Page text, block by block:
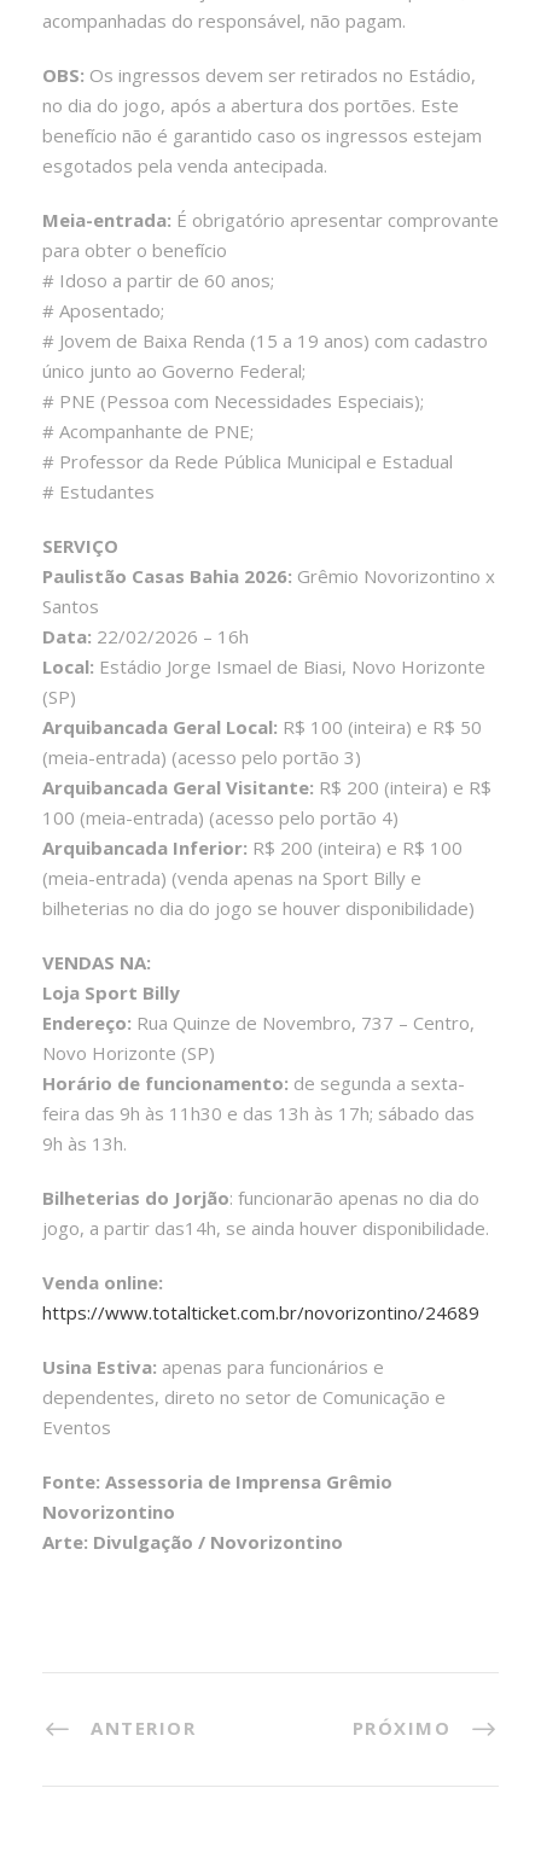
acompanhadas do responsável, não pagam.
OBS: Os ingressos devem ser retirados no Estádio,
no dia do jogo, após a abertura dos portões. Este
benefício não é garantido caso os ingressos estejam
esgotados pela venda antecipada.
Meia-entrada: É obrigatório apresentar comprovante
para obter o benefício
# Idoso a partir de 60 anos;
# Aposentado;
# Jovem de Baixa Renda (15 a 19 anos) com cadastro
único junto ao Governo Federal;
# PNE (Pessoa com Necessidades Especiais);
# Acompanhante de PNE;
# Professor da Rede Pública Municipal e Estadual
# Estudantes
SERVIÇO
Paulistão Casas Bahia 2026: Grêmio Novorizontino x
Santos
Data: 22/02/2026 – 16h
Local: Estádio Jorge Ismael de Biasi, Novo Horizonte
(SP)
Arquibancada Geral Local: R$ 100 (inteira) e R$ 50
(meia-entrada) (acesso pelo portão 3)
Arquibancada Geral Visitante: R$ 200 (inteira) e R$
100 (meia-entrada) (acesso pelo portão 4)
Arquibancada Inferior: R$ 200 (inteira) e R$ 100
(meia-entrada) (venda apenas na Sport Billy e
bilheterias no dia do jogo se houver disponibilidade)
VENDAS NA:
Loja Sport Billy
Endereço: Rua Quinze de Novembro, 737 – Centro,
Novo Horizonte (SP)
Horário de funcionamento: de segunda a sexta-
feira das 9h às 11h30 e das 13h às 17h; sábado das
9h às 13h.
Bilheterias do Jorjão: funcionarão apenas no dia do
jogo, a partir das14h, se ainda houver disponibilidade.
Venda online:
https://www.totalticket.com.br/novorizontino/24689
Usina Estiva: apenas para funcionários e
dependentes, direto no setor de Comunicação e
Eventos
Fonte: Assessoria de Imprensa Grêmio
Novorizontino
Arte: Divulgação / Novorizontino
ANTERIOR PRÓXIMO